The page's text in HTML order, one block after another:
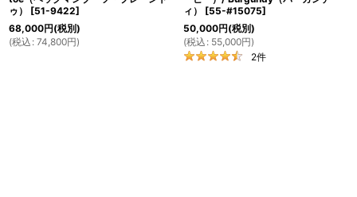
ゥ）
[51-9422]
68,000円(税別)
(税込 : 74,800円)
ィ）
[55-#15075]
50,000円(税別)
(税込 : 55,000円)
2件